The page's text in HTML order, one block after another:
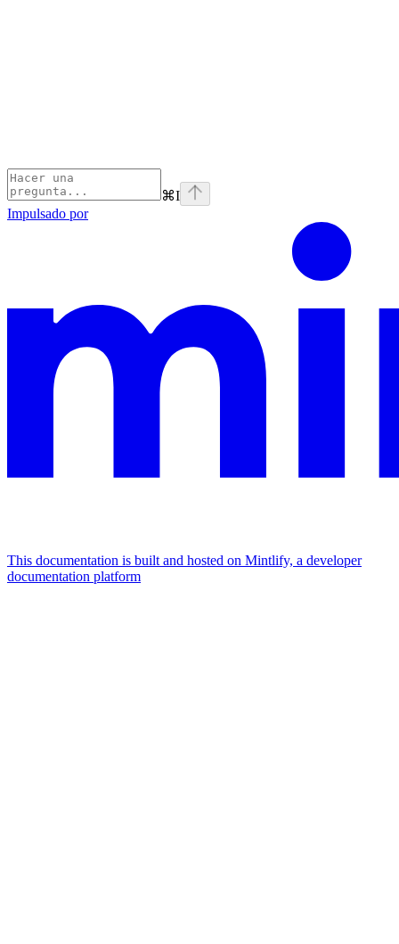
⌘I
Impulsado por
This documentation is built and hosted on Mintlify, a developer
documentation platform